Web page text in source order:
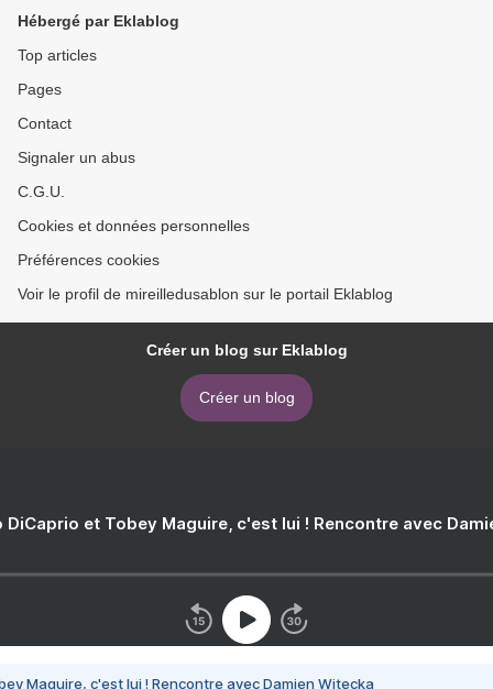
Hébergé par Eklablog
Top articles
Pages
Contact
Signaler un abus
C.G.U.
Cookies et données personnelles
Préférences cookies
Voir le profil de mireilledusablon sur le portail Eklablog
Créer un blog sur Eklablog
Créer un blog
DiCaprio et Tobey Maguire, c'est lui ! Rencontre avec
Maguire, c'est lui ! Rencontre avec Damien Witecka